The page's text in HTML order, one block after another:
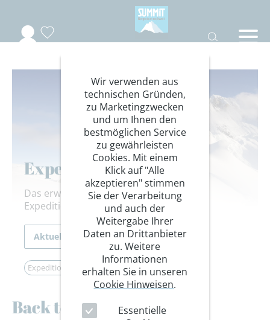
Expeditionsausblick
Das erwartet Sie zukünftig in der
Expeditionswelt des DAV Summit Club.
Aktuelles
Expedition
Back to the roots
Wir verwenden aus
technischen Gründen,
zu Marketingzwecken
und um Ihnen den
bestmöglichen Service
zu gewährleisten
Cookies. Mit einem
Klick auf "Alle
akzeptieren" stimmen
Sie der Verarbeitung
und auch der
Weitergabe Ihrer
Daten an Drittanbieter
zu. Weitere
Informationen
erhalten Sie in unseren
Cookie Hinweisen.
Essentielle